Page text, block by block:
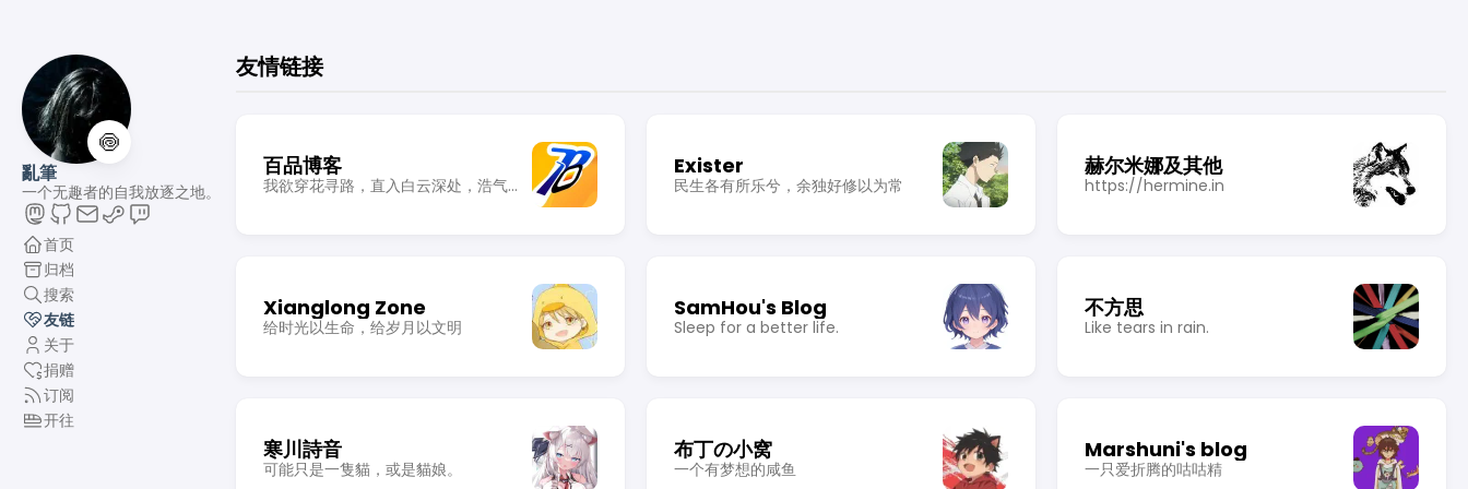
🍥
亂筆
一个无趣者的自我放逐之地。
首页
归档
搜索
友链
关于
捐赠
订阅
开往
友情链接
百品博客
我欲穿花寻路，直入白云深处，浩气展虹霓。
Exister
民生各有所乐兮，余独好修以为常
赫尔米娜及其他
https://hermine.in
Xianglong Zone
给时光以生命，给岁月以文明
SamHou's Blog
Sleep for a better life.
不方思
Like tears in rain.
寒川詩音
可能只是一隻貓，或是貓娘。
布丁の小窝
一个有梦想的咸鱼
Marshuni's blog
一只爱折腾的咕咕精